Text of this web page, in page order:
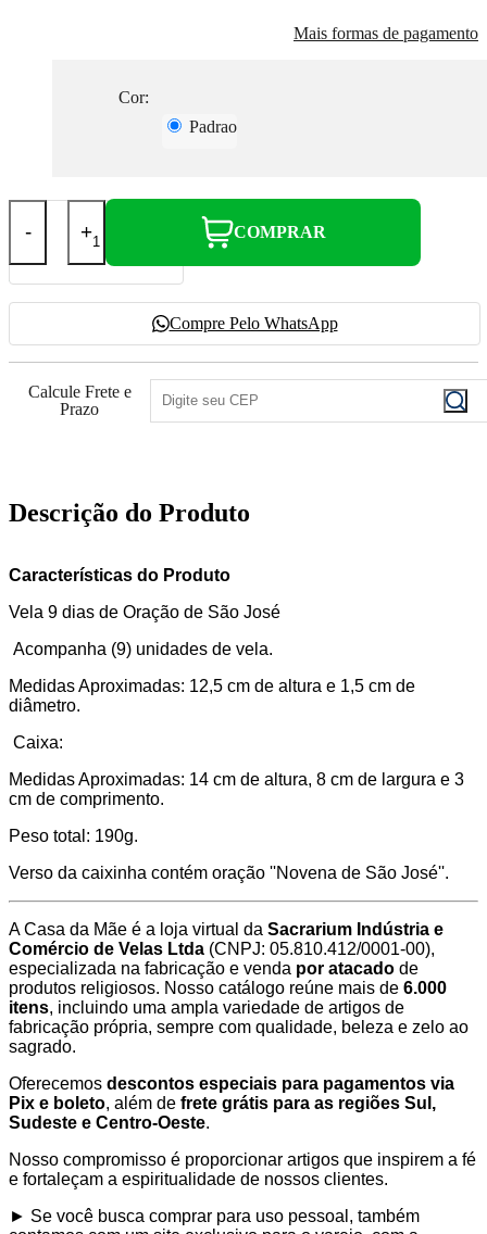
Mais formas de pagamento
Cor:
Padrao
- + COMPRAR
Compre Pelo WhatsApp
Calcule Frete e
Prazo
Descrição do Produto
Características do Produto
Vela 9 dias de Oração de São José
Acompanha (9) unidades de vela.
Medidas Aproximadas: 12,5 cm de altura e 1,5 cm de
diâmetro.
Caixa:
Medidas Aproximadas: 14 cm de altura, 8 cm de largura e 3
cm de comprimento.
Peso total: 190g.
Verso da caixinha contém oração ''Novena de São José''.
A Casa da Mãe é a loja virtual da Sacrarium Indústria e
Comércio de Velas Ltda (CNPJ: 05.810.412/0001-00),
especializada na fabricação e venda por atacado de
produtos religiosos. Nosso catálogo reúne mais de 6.000
itens, incluindo uma ampla variedade de artigos de
fabricação própria, sempre com qualidade, beleza e zelo ao
sagrado.
Oferecemos descontos especiais para pagamentos via
Pix e boleto, além de frete grátis para as regiões Sul,
Sudeste e Centro-Oeste.
Nosso compromisso é proporcionar artigos que inspirem a fé
e fortaleçam a espiritualidade de nossos clientes.
► Se você busca comprar para uso pessoal, também